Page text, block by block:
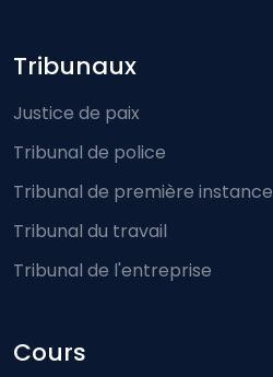
Footer-menu
Tribunaux
Justice de paix
Tribunal de police
Tribunal de première instance
Tribunal du travail
Tribunal de l'entreprise
Cours